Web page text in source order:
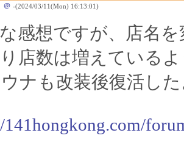
＠ -(2024/03/11(Mon) 16:13:01)
感想ですが、店名
店数は増えている
ナも改装後復活し
141hongkong.com/